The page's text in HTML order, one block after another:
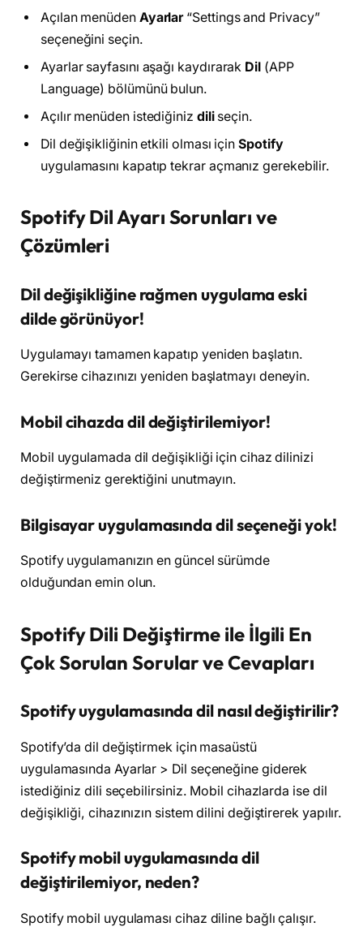
Açılan menüden Ayarlar “Settings and Privacy”
seçeneğini seçin.
Ayarlar sayfasını aşağı kaydırarak Dil (APP
Language) bölümünü bulun.
Açılır menüden istediğiniz dili seçin.
Dil değişikliğinin etkili olması için Spotify
uygulamasını kapatıp tekrar açmanız gerekebilir.
Spotify Dil Ayarı Sorunları ve
Çözümleri
Dil değişikliğine rağmen uygulama eski
dilde görünüyor!
Uygulamayı tamamen kapatıp yeniden başlatın.
Gerekirse cihazınızı yeniden başlatmayı deneyin.
Mobil cihazda dil değiştirilemiyor!
Mobil uygulamada dil değişikliği için cihaz dilinizi
değiştirmeniz gerektiğini unutmayın.
Bilgisayar uygulamasında dil seçeneği yok!
Spotify uygulamanızın en güncel sürümde
olduğundan emin olun.
Spotify Dili Değiştirme ile İlgili En
Çok Sorulan Sorular ve Cevapları
Spotify uygulamasında dil nasıl değiştirilir?
Spotify’da dil değiştirmek için masaüstü
uygulamasında Ayarlar > Dil seçeneğine giderek
istediğiniz dili seçebilirsiniz. Mobil cihazlarda ise dil
değişikliği, cihazınızın sistem dilini değiştirerek yapılır.
Spotify mobil uygulamasında dil
değiştirilemiyor, neden?
Spotify mobil uygulaması cihaz diline bağlı çalışır.